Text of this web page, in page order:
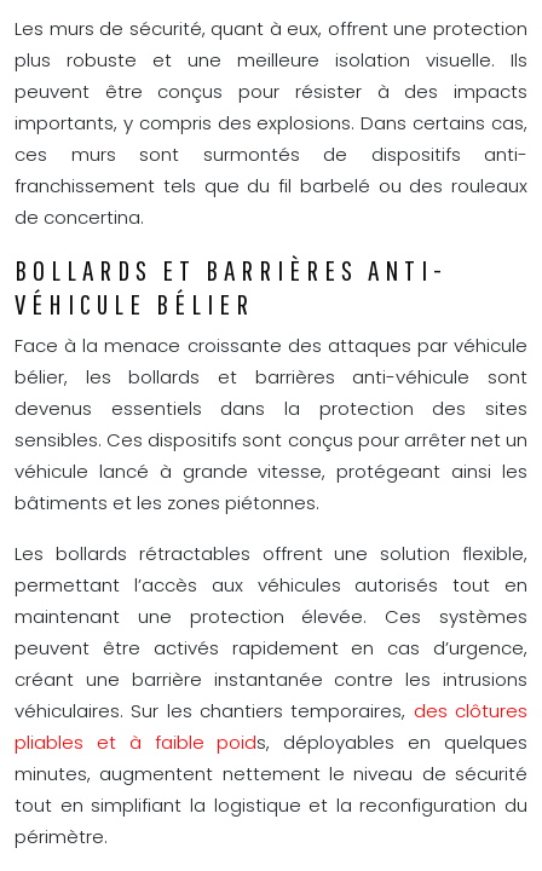
Les murs de sécurité, quant à eux, offrent une protection
plus robuste et une meilleure isolation visuelle. Ils
peuvent être conçus pour résister à des impacts
importants, y compris des explosions. Dans certains cas,
ces murs sont surmontés de dispositifs anti-
franchissement tels que du fil barbelé ou des rouleaux
de concertina.
BOLLARDS ET BARRIÈRES ANTI-
VÉHICULE BÉLIER
Face à la menace croissante des attaques par véhicule
bélier, les bollards et barrières anti-véhicule sont
devenus essentiels dans la protection des sites
sensibles. Ces dispositifs sont conçus pour arrêter net un
véhicule lancé à grande vitesse, protégeant ainsi les
bâtiments et les zones piétonnes.
Les bollards rétractables offrent une solution flexible,
permettant l’accès aux véhicules autorisés tout en
maintenant une protection élevée. Ces systèmes
peuvent être activés rapidement en cas d’urgence,
créant une barrière instantanée contre les intrusions
véhiculaires. Sur les chantiers temporaires, des clôtures
pliables et à faible poids, déployables en quelques
minutes, augmentent nettement le niveau de sécurité
tout en simplifiant la logistique et la reconfiguration du
périmètre.